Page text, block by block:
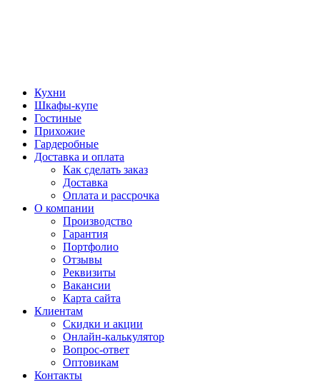
Кухни
Шкафы-купе
Гостиные
Прихожие
Гардеробные
Доставка и оплата
Как сделать заказ
Доставка
Оплата и рассрочка
О компании
Производство
Гарантия
Портфолио
Отзывы
Реквизиты
Вакансии
Карта сайта
Клиентам
Скидки и акции
Онлайн-калькулятор
Вопрос-ответ
Оптовикам
Контакты